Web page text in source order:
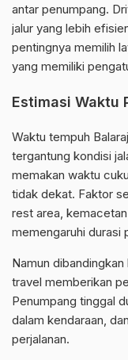
antar penumpang.
jalur yang lebih
pentingnya memilih
yang memiliki
Estimasi Waktu
Waktu tempuh
tergantung kondisi
memakan waktu
tidak dekat. Faktor
rest area,
memengaruhi durasi
Namun
travel memberikan
Penumpang tinggal
dalam kendaraan,
perjalanan.